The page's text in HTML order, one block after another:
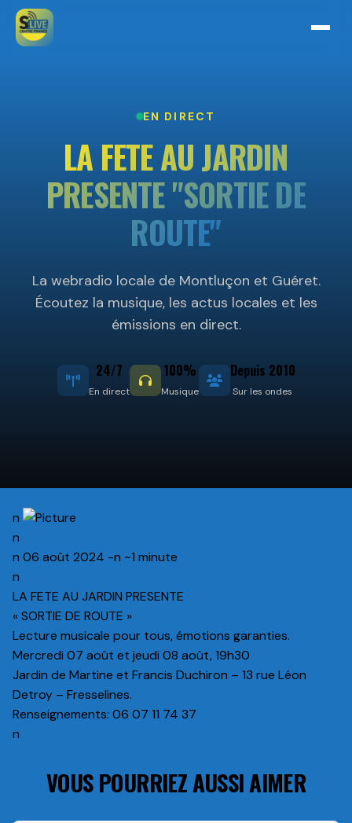
EN DIRECT
LA FETE AU JARDIN
PRESENTE "SORTIE DE
ROUTE"
La webradio locale de Montluçon et Guéret.
Écoutez la musique, les actus locales et les
émissions en direct.
24/7
En direct
100%
Musique
Depuis 2010
Sur les ondes
n
n
n 06 août 2024 -n ~1 minute
n
LA FETE AU JARDIN PRESENTE
« SORTIE DE ROUTE »
Lecture musicale pour tous, émotions garanties.
Mercredi 07 août et jeudi 08 août, 19h30
Jardin de Martine et Francis Duchiron – 13 rue Léon
Detroy – Fresselines.
Renseignements: 06 07 11 74 37
n
VOUS POURRIEZ AUSSI AIMER